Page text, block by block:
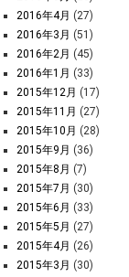
2016年4月 (27)
2016年3月 (51)
2016年2月 (45)
2016年1月 (33)
2015年12月 (17)
2015年11月 (27)
2015年10月 (28)
2015年9月 (36)
2015年8月 (7)
2015年7月 (30)
2015年6月 (33)
2015年5月 (27)
2015年4月 (26)
2015年3月 (30)